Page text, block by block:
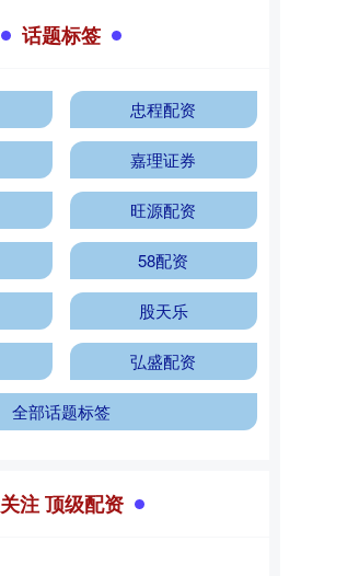
话题标签
忠程配资
嘉理证券
旺源配资
58配资
股天乐
弘盛配资
全部话题标签
关注 顶级配资